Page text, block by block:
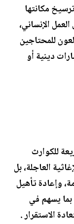
مكانتها
الإنساني،
للمحتاجين
دينية أو
للكوارث
العاجلة، بل
وإعادة تأهيل
بما يسهم في
الاستقرار .